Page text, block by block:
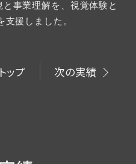
事業理解を、視覚体験と
援しました。
ップ 次の実績